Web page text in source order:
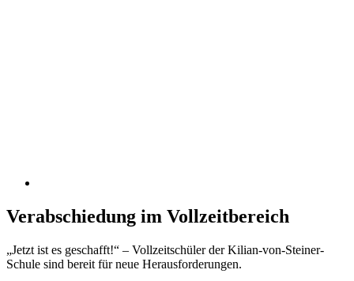
Verabschiedung im Vollzeitbereich
„Jetzt ist es geschafft!“ – Vollzeitschüler der Kilian-von-Steiner-
Schule sind bereit für neue Herausforderungen.